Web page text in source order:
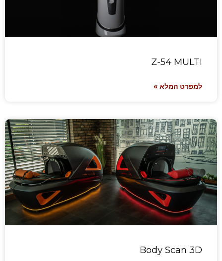
Z-54 MULTI
למפרט המלא »
Body Scan 3D